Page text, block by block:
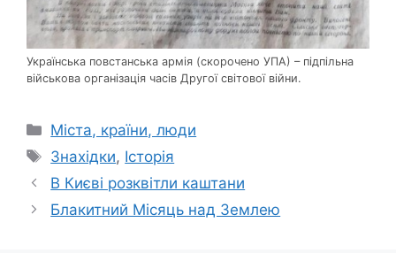
Українська повстанська армія (скорочено УПА) – підпільна
військова організація часів Другої світової війни.
Категорії
Міста, країни, люди
Позначки
Знахідки, Історія
В Києві розквітли каштани
Блакитний Місяць над Землею